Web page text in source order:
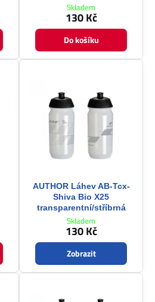
Skladem
130 Kč
Do košíku
AUTHOR Láhev AB-Tcx-
Shiva Bio X25
transparentní/stříbrná
Skladem
130 Kč
Zobrazit